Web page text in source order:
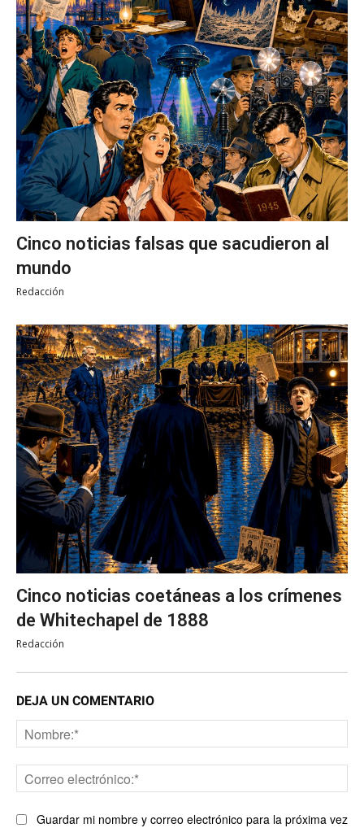
Cinco noticias falsas que sacudieron al
mundo
Redacción
Cinco noticias coetáneas a los crímenes
de Whitechapel de 1888
Redacción
DEJA UN COMENTARIO
Guardar mi nombre y correo electrónico para la próxima vez